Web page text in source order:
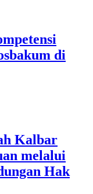
di
Kalbar
melalui
Hak